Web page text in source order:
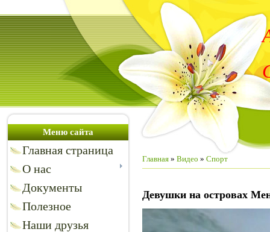
Меню сайта
Главная страница
О нас
Документы
Полезное
Наши друзья
Главная » Видео » Спорт
Девушки на островах